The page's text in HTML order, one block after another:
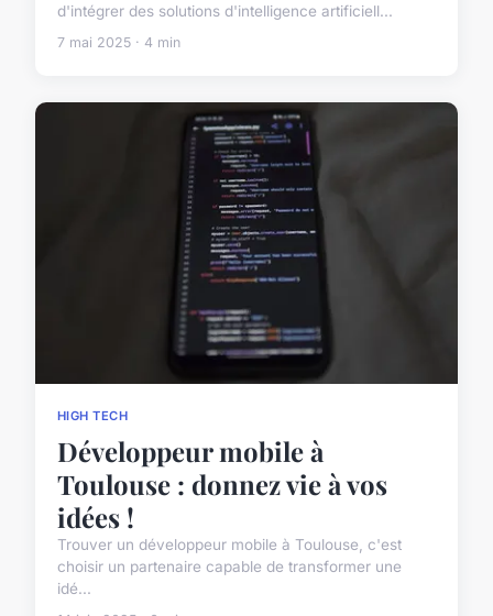
d'intégrer des solutions d'intelligence artificiell...
7 mai 2025 · 4 min
HIGH TECH
Développeur mobile à
Toulouse : donnez vie à vos
idées !
Trouver un développeur mobile à Toulouse, c'est
choisir un partenaire capable de transformer une
idé...